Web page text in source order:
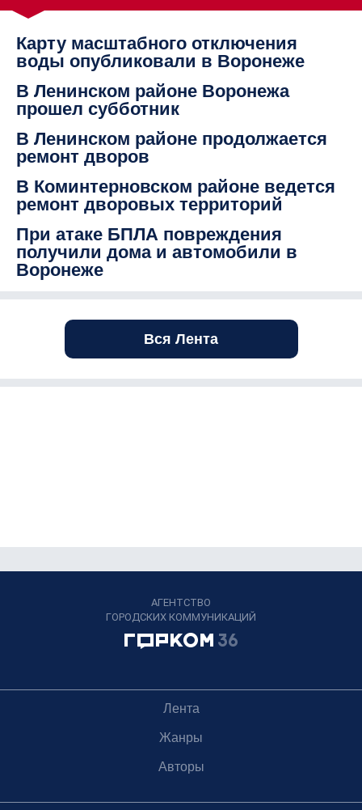
Карту масштабного отключения
воды опубликовали в Воронеже
В Ленинском районе Воронежа
прошел субботник
В Ленинском районе продолжается
ремонт дворов
В Коминтерновском районе ведется
ремонт дворовых территорий
При атаке БПЛА повреждения
получили дома и автомобили в
Воронеже
Вся Лента
АГЕНТСТВО
ГОРОДСКИХ КОММУНИКАЦИЙ
Лента
Жанры
Авторы